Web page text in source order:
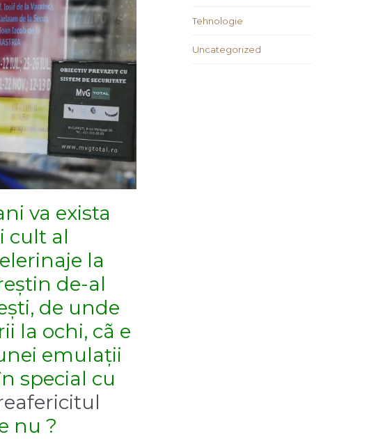
va exista
cult al
la
de-al
de unde
la ochi, cã e
emulații
special cu
nu ?
Tehnologie
Uncategorized